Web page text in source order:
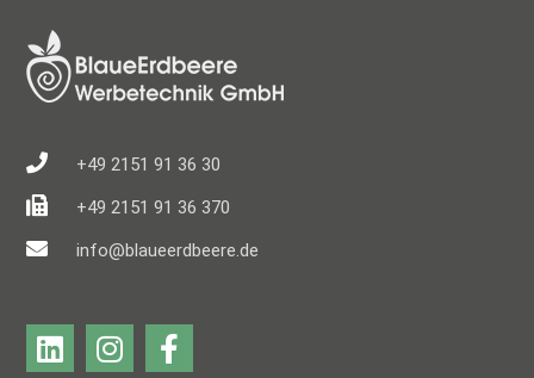
+49 2151 91 36 30
+49 2151 91 36 370
info@blaueerdbeere.de